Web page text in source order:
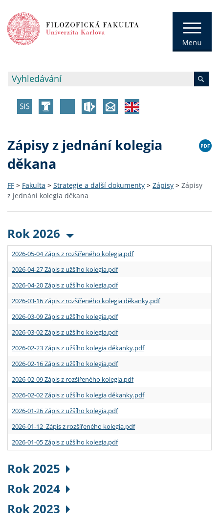
Zápisy z jednání kolegia
děkana
FF > Fakulta > Strategie a další dokumenty > Zápisy > Zápisy
z jednání kolegia děkana
Rok 2026
2026-05-04 Zápis z rozšířeného kolegia.pdf
2026-04-27 Zápis z užšího kolegia.pdf
2026-04-20 Zápis z užšího kolegia.pdf
2026-03-16 Zápis z rozšířeného kolegia děkanky.pdf
2026-03-09 Zápis z užšího kolegia.pdf
2026-03-02 Zápis z užšího kolegia.pdf
2026-02-23 Zápis z užšího kolegia děkanky.pdf
2026-02-16 Zápis z užšího kolegia.pdf
2026-02-09 Zápis z rozšířeného kolegia.pdf
2026-02-02 Zápis z užšího kolegia děkanky.pdf
2026-01-26 Zápis z užšího kolegia.pdf
2026-01-12 Zápis z rozšířeného kolegia.pdf
2026-01-05 Zápis z užšího kolegia.pdf
Rok 2025
Rok 2024
Rok 2023